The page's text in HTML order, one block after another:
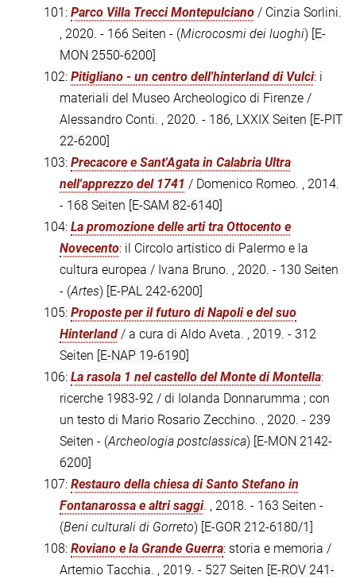
101: Parco Villa Trecci Montepulciano / Cinzia Sorlini.
, 2020. - 166 Seiten - (Microcosmi dei luoghi) [E-
MON 2550-6200]
102: Pitigliano - un centro dell'hinterland di Vulci: i
materiali del Museo Archeologico di Firenze /
Alessandro Conti. , 2020. - 186, LXXIX Seiten [E-PIT
22-6200]
103: Precacore e Sant'Agata in Calabria Ultra
nell'apprezzo del 1741 / Domenico Romeo. , 2014.
- 168 Seiten [E-SAM 82-6140]
104: La promozione delle arti tra Ottocento e
Novecento: il Circolo artistico di Palermo e la
cultura europea / Ivana Bruno. , 2020. - 130 Seiten
- (Artes) [E-PAL 242-6200]
105: Proposte per il futuro di Napoli e del suo
Hinterland / a cura di Aldo Aveta. , 2019. - 312
Seiten [E-NAP 19-6190]
106: La rasola 1 nel castello del Monte di Montella:
ricerche 1983-92 / di Iolanda Donnarumma ; con
un testo di Mario Rosario Zecchino. , 2020. - 239
Seiten - (Archeologia postclassica) [E-MON 2142-
6200]
107: Restauro della chiesa di Santo Stefano in
Fontanarossa e altri saggi. , 2018. - 163 Seiten -
(Beni culturali di Gorreto) [E-GOR 212-6180/1]
108: Roviano e la Grande Guerra: storia e memoria /
Artemio Tacchia. , 2019. - 527 Seiten [E-ROV 241-